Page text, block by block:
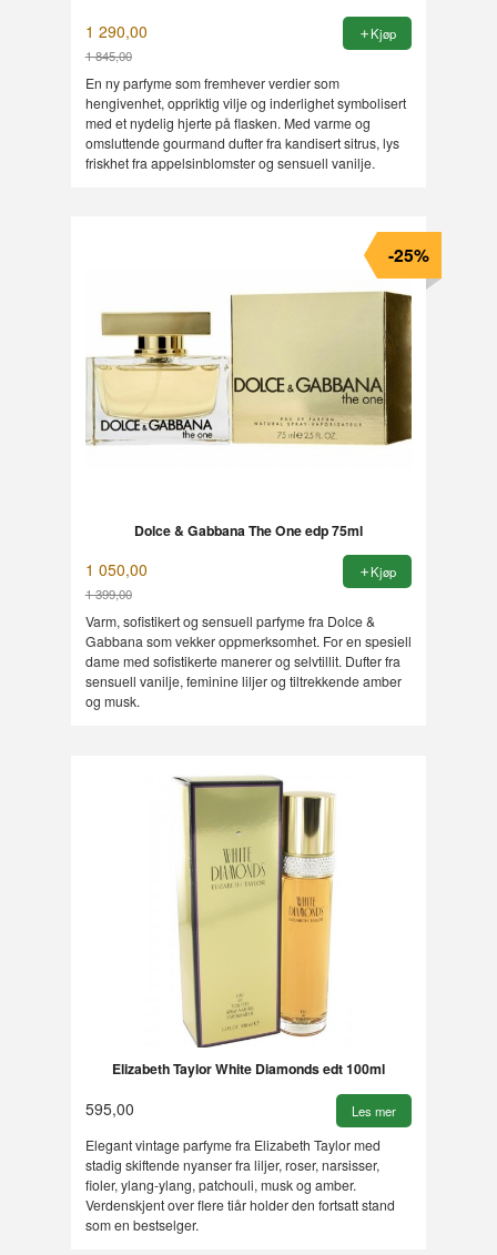
1 290,00
1 845,00
Rabatt
Kjøp
En ny parfyme som fremhever verdier som
hengivenhet, oppriktig vilje og inderlighet symbolisert
med et nydelig hjerte på flasken. Med varme og
omsluttende gourmand dufter fra kandisert sitrus, lys
friskhet fra appelsinblomster og sensuell vanilje.
Dolce & Gabbana The One edp 75ml
1 050,00
1 399,00
Rabatt
-25%
Kjøp
Varm, sofistikert og sensuell parfyme fra Dolce &
Gabbana som vekker oppmerksomhet. For en spesiell
dame med sofistikerte manerer og selvtillit. Dufter fra
sensuell vanilje, feminine liljer og tiltrekkende amber
og musk.
Elizabeth Taylor White Diamonds edt 100ml
595,00 Les mer
Elegant vintage parfyme fra Elizabeth Taylor med
stadig skiftende nyanser fra liljer, roser, narsisser,
fioler, ylang-ylang, patchouli, musk og amber.
Verdenskjent over flere tiår holder den fortsatt stand
som en bestselger.